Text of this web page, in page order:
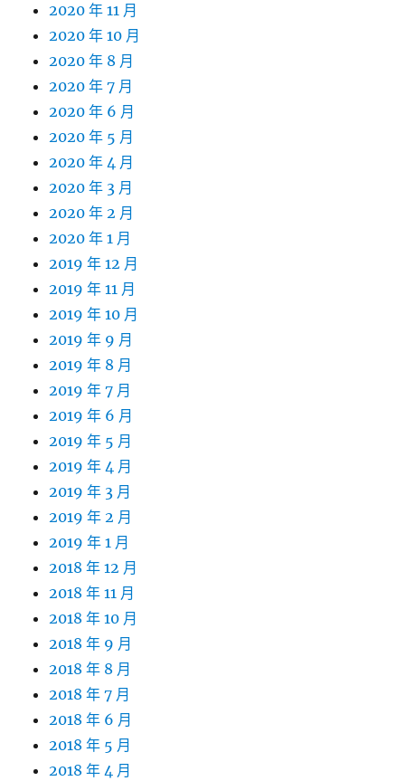
2020 年 11 月
2020 年 10 月
2020 年 8 月
2020 年 7 月
2020 年 6 月
2020 年 5 月
2020 年 4 月
2020 年 3 月
2020 年 2 月
2020 年 1 月
2019 年 12 月
2019 年 11 月
2019 年 10 月
2019 年 9 月
2019 年 8 月
2019 年 7 月
2019 年 6 月
2019 年 5 月
2019 年 4 月
2019 年 3 月
2019 年 2 月
2019 年 1 月
2018 年 12 月
2018 年 11 月
2018 年 10 月
2018 年 9 月
2018 年 8 月
2018 年 7 月
2018 年 6 月
2018 年 5 月
2018 年 4 月